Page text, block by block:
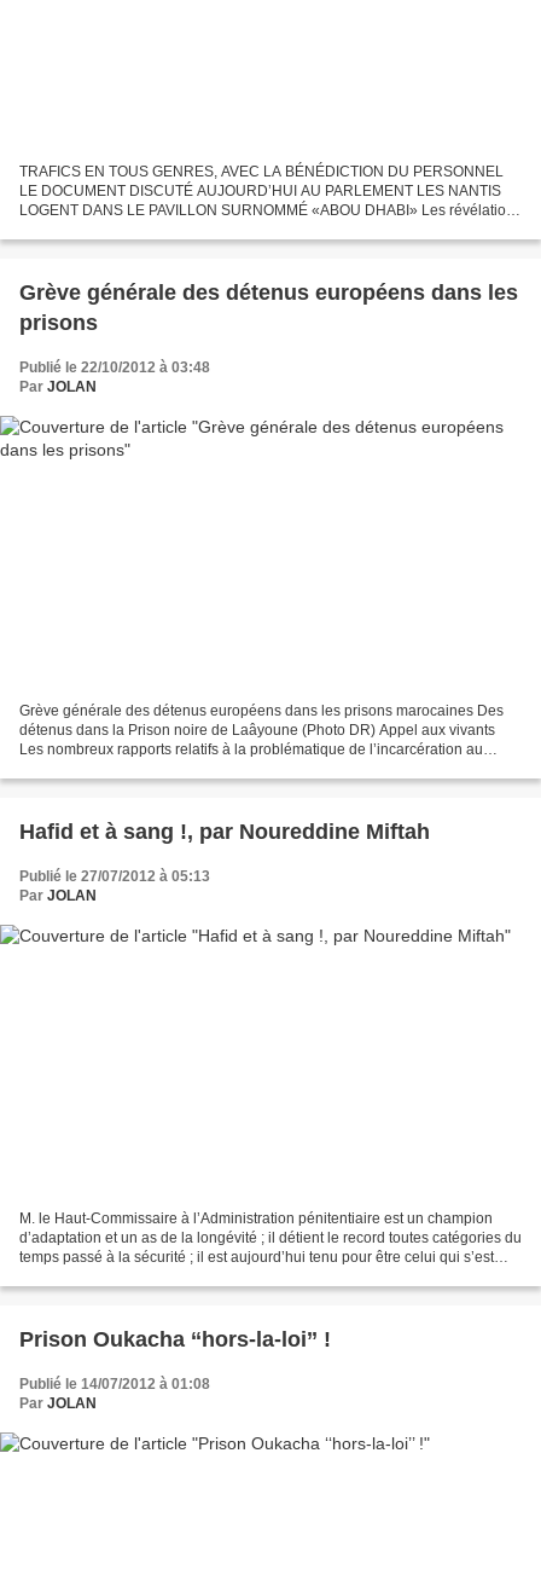
TRAFICS EN TOUS GENRES, AVEC LA BÉNÉDICTION DU PERSONNEL
LE DOCUMENT DISCUTÉ AUJOURD’HUI AU PARLEMENT LES NANTIS
LOGENT DANS LE PAVILLON SURNOMMÉ «ABOU DHABI» Les révélations
explosives....
Grève générale des détenus européens dans les
prisons
Publié le 22/10/2012 à 03:48
Par JOLAN
Grève générale des détenus européens dans les prisons marocaines Des
détenus dans la Prison noire de Laâyoune (Photo DR) Appel aux vivants
Les nombreux rapports relatifs à la problématique de l’incarcération au
Hafid et à sang !, par Noureddine Miftah
Publié le 27/07/2012 à 05:13
Par JOLAN
M. le Haut-Commissaire à l’Administration pénitentiaire est un champion
d’adaptation et un as de la longévité ; il détient le record toutes catégories du
temps passé à la sécurité ; il est aujourd’hui tenu pour être celui qui s’est
Prison Oukacha ‘‘hors-la-loi’’ !
Publié le 14/07/2012 à 01:08
Par JOLAN